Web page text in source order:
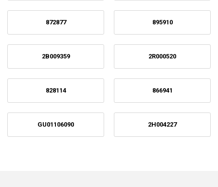
872877 895910
2B009359 2R000520
828114 866941
GU01106090 2H004227